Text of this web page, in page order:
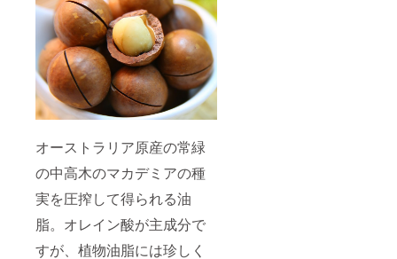
オーストラリア原産の常緑
の中高木のマカデミアの種
実を圧搾して得られる油
脂。オレイン酸が主成分で
すが、植物油脂には珍しく